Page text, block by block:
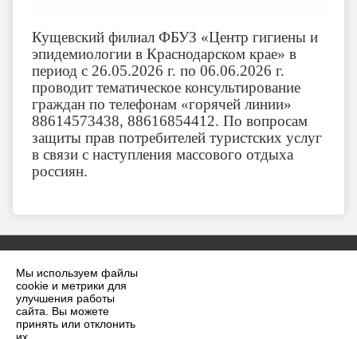
Мы используем файлы
cookie и метрики для
улучшения работы
сайта. Вы можете
принять или отклонить
Кущевский филиал ФБУЗ «Центр гигиены и
эпидемиологии в Краснодарском крае» в
период с 26.05.2026 г. по 06.06.2026 г.
проводит тематическое консультирование
граждан по телефонам «горячей линии»
88614573438, 88616854412. По вопросам
защиты прав потребителей туристских услуг
в связи с наступления массового отдыха
россиян.
2026 г. krilovskaya.ru